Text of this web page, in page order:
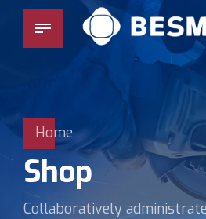
Home
Shop
Collaboratively